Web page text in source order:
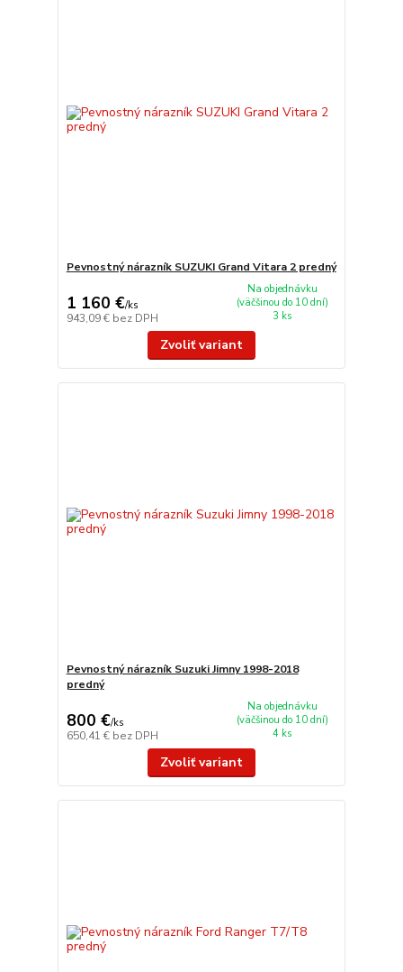
Pevnostný nárazník SUZUKI Grand Vitara 2 predný
1 160 €/ks
943,09 € bez DPH
Na objednávku
(väčšinou do 10 dní)
3 ks
Zvoliť variant
Pevnostný nárazník Suzuki Jimny 1998-2018
predný
800 €/ks
650,41 € bez DPH
Na objednávku
(väčšinou do 10 dní)
4 ks
Zvoliť variant